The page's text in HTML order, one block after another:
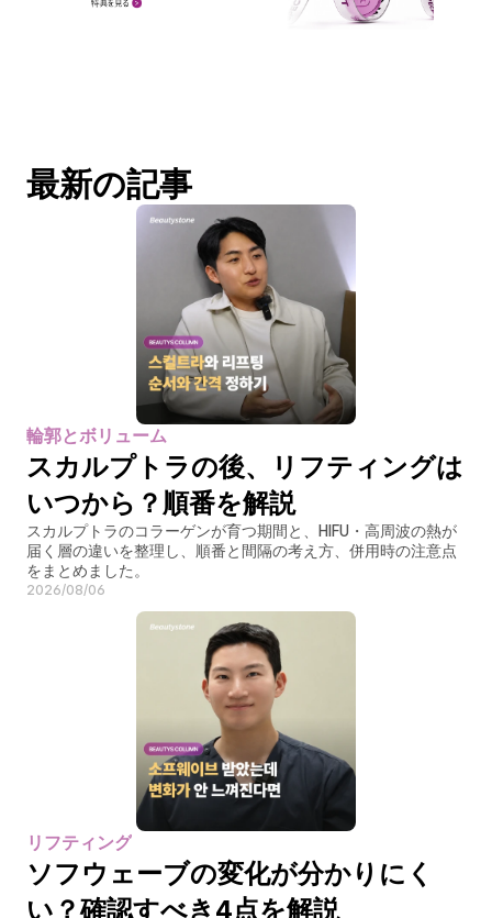
最新の記事
輪郭とボリューム
スカルプトラの後、リフティングは
いつから？順番を解説
スカルプトラのコラーゲンが育つ期間と、HIFU・高周波の熱が
届く層の違いを整理し、順番と間隔の考え方、併用時の注意点
をまとめました。
2026/08/06
リフティング
ソフウェーブの変化が分かりにく
い？確認すべき4点を解説